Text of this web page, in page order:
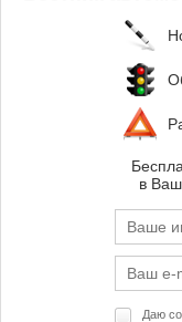
в
Даю